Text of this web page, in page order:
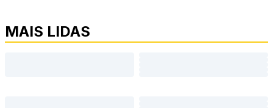
MAIS LIDAS